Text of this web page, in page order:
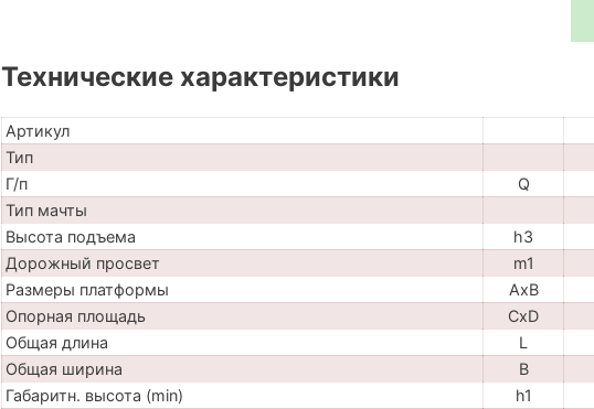
Технические характеристики
Артикул
Тип
Г/п
Q
Тип мачты
Высота подъема
h3
Дорожный просвет
m1
Размеры платформы
AxB
Опорная площадь
CxD
Общая длина
L
Общая ширина
B
Габаритн. высота (min)
h1